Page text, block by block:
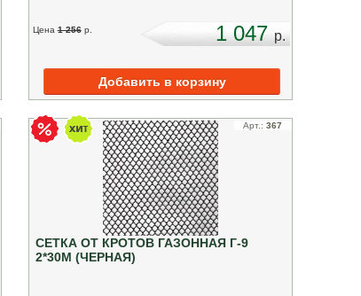
Цена 1 256 p. 1 047p.
Арт.:367
СЕТКА ОТ КРОТОВ ГАЗОННАЯ Г-9
2*30М (ЧЕРНАЯ)